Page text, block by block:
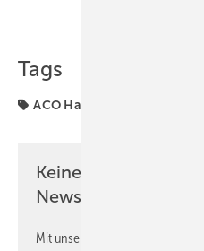
Tags
ACO Haustechnik
Keine Zeit? Kein
Newsletter!
Mit unserem Newsletter